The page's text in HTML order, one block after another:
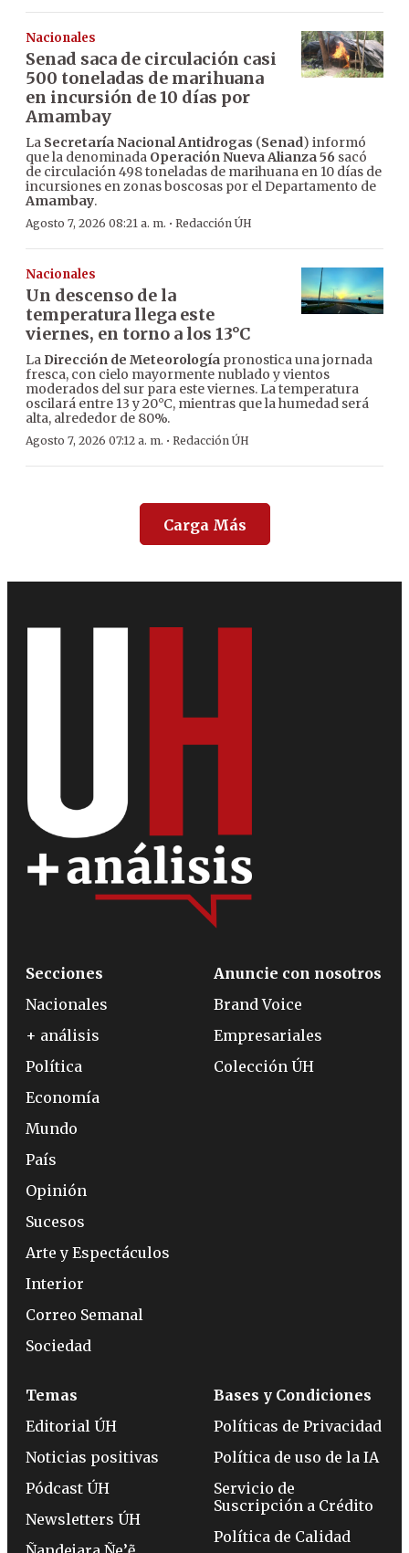
Nacionales
Senad saca de circulación casi
500 toneladas de marihuana
en incursión de 10 días por
Amambay
La Secretaría Nacional Antidrogas (Senad) informó
que la denominada Operación Nueva Alianza 56 sacó
de circulación 498 toneladas de marihuana en 10 días de
incursiones en zonas boscosas por el Departamento de
Amambay.
Agosto 7, 2026 08:21 a. m. · Redacción ÚH
Nacionales
Un descenso de la
temperatura llega este
viernes, en torno a los 13°C
La Dirección de Meteorología pronostica una jornada
fresca, con cielo mayormente nublado y vientos
moderados del sur para este viernes. La temperatura
oscilará entre 13 y 20°C, mientras que la humedad será
alta, alrededor de 80%.
Agosto 7, 2026 07:12 a. m. · Redacción ÚH
Carga Más
Secciones
Nacionales
+ análisis
Política
Economía
Mundo
País
Opinión
Sucesos
Arte y Espectáculos
Interior
Correo Semanal
Sociedad
Anuncie con nosotros
Brand Voice
Empresariales
Colección ÚH
Temas
Editorial ÚH
Noticias positivas
Pódcast ÚH
Newsletters ÚH
Bases y Condiciones
Políticas de Privacidad
Política de uso de la IA
Servicio de
Suscripción a Crédito
Política de Calidad